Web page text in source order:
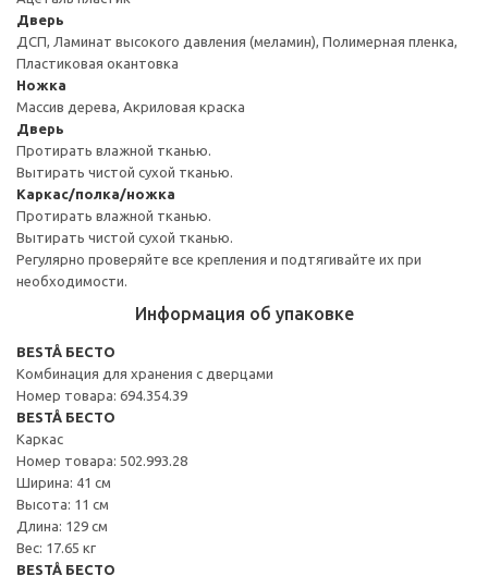
Дверь
ДСП, Ламинат высокого давления (меламин), Полимерная пленка,
Пластиковая окантовка
Ножка
Массив дерева, Акриловая краска
Дверь
Протирать влажной тканью.
Вытирать чистой сухой тканью.
Каркас/полка/ножка
Протирать влажной тканью.
Вытирать чистой сухой тканью.
Регулярно проверяйте все крепления и подтягивайте их при
необходимости.
Информация об упаковке
BESTÅ БЕСТО
Комбинация для хранения с дверцами
Номер товара: 694.354.39
BESTÅ БЕСТО
Каркас
Номер товара: 502.993.28
Ширина: 41 см
Высота: 11 см
Длина: 129 см
Вес: 17.65 кг
BESTÅ БЕСТО